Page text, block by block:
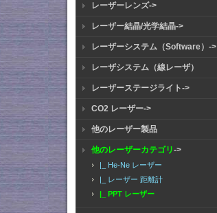
レーザーレンズ->
レーザー結晶/光学結晶->
レーザーシステム（Software）->
レーザシステム（線レーザ）
レーザーステージライト->
CO2 レーザー->
他のレーザー製品
他のレーザーカテゴリ->
|_ He-Ne レーザー
|_ レーザー 距離計
|_ PPT レーザー